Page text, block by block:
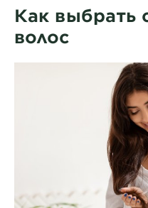
Как выбрать
волос